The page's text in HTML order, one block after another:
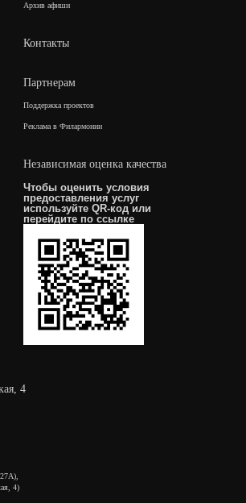
4
4)
Архив афиши
Контакты
Партнерам
Поддержка проектов
Реклама в Филармонии
Независимая оценка качества
Чтобы оценить условия
предоставления услуг
используйте QR-код или
перейдите по ссылке